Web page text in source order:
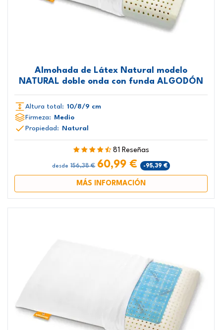
Almohada de Látex Natural modelo
NATURAL doble onda con funda ALGODÓN
Altura total: 10/8/9 cm
Firmeza: Medio
Propiedad: Natural
81 Reseñas
desde 156,38 € 60,99 € -95,39 €
MÁS INFORMACIÓN